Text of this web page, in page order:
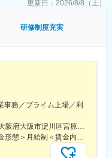
中心に欧州・米国・アジア
。
する社風のもと、充実した
／月）
更新日： 2026/8/8（土）
研修制度充実
事務／プライム上場／利
＜勤務地詳細1＞大阪北営業所住所：大阪府大阪市淀川区宮原3-5-36 新大阪トラストタワー勤務地最寄駅：新大阪駅受動喫煙対策：敷地内喫煙可能場所あり＜勤務地詳細2＞京都営業所住所：京都府京都市下京区四条通室町東入函谷鉾町101 アーバンネット四条烏丸ビル受動喫煙対策：屋内全面禁煙＜勤務地詳細3＞滋賀営業所住所：滋賀県大津市中央2-2-6 受動喫煙対策：屋内全面禁煙変更の範囲：会社の定める事業所
＜予定年収＞630万円～700万円＜賃金形態＞月給制＜賃金内訳＞月額（基本給）：279,000円～281,000円＜月給＞279,000円～281,000円＜昇給有無＞有＜残業手当＞有＜給与補足＞上記は入社初年度の想定年収です。※月給の金額とは別で、残業代、業績賞与支給有り※賞与：年4回、昇給：年1～2回※経験・能力等を考慮の上、同社規定により待遇を決定します※年収は会社業績によって変動することがあります賃金はあくまでも目安の金額であり、選考を通じて上下する可能性があります。月給(月額)は固定手当を含めた表記です。